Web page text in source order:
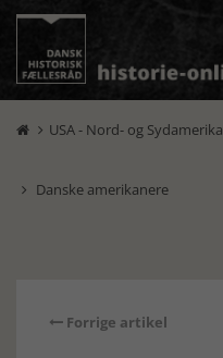
 USA - Nord- og Sydamerika
 Danske amerikanere
Forrige artikel